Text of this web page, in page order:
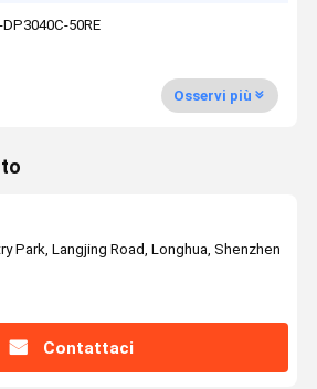
DP3040C-50RE
Osservi più
Park, Langjing Road, Longhua, Shenzhen
Contattaci